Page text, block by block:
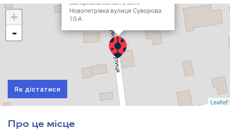
Запорізька область село
Новопетрівка вулиця Суворова
10-А
+
-
Leaflet
Як дістатися
Про це місце